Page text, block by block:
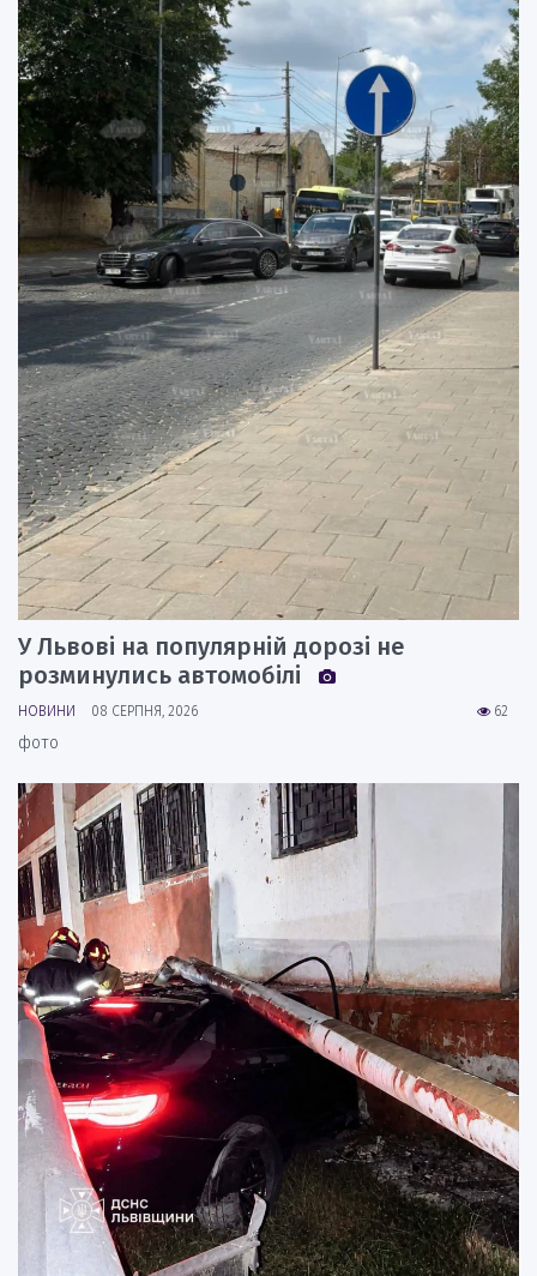
У Львові на популярній дорозі не
розминулись автомобілі
62
НОВИНИ 08 СЕРПНЯ, 2026
фото